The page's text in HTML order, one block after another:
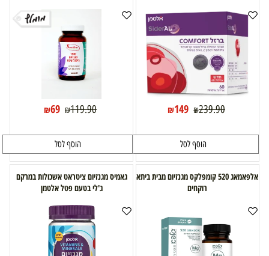
₪239.90
₪149
הוסף לסל
₪119.90
₪69
הוסף לסל
אלפאמאג 520 קומפלקס מגנזיום מבית ביתא
רוקחים
גאמיס מגנזיום ציטראט אשכולות במרקם
ג'לי בטעם פטל אלטמן